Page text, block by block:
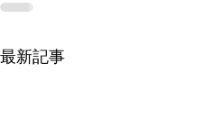
最新記事